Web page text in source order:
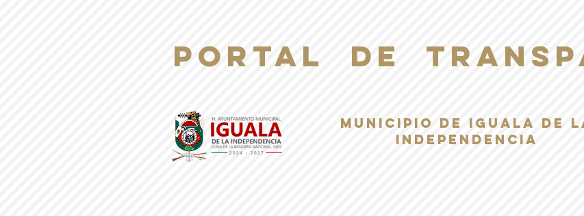
PORTAL DE
Municipio de Iguala de
Independencia